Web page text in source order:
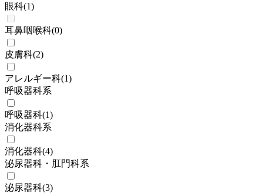
眼科(1)
耳鼻咽喉科(0)
皮膚科(2)
アレルギー科(1)
呼吸器科系
呼吸器科(1)
消化器科系
消化器科(4)
泌尿器科・肛門科系
泌尿器科(3)